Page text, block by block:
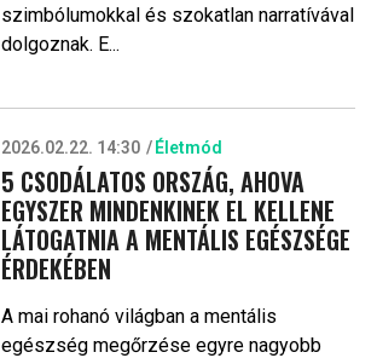
szimbólumokkal és szokatlan narratívával
dolgoznak. E...
2026.02.22. 14:30 Életmód
5 CSODÁLATOS ORSZÁG, AHOVA
EGYSZER MINDENKINEK EL KELLENE
LÁTOGATNIA A MENTÁLIS EGÉSZSÉGE
ÉRDEKÉBEN
A mai rohanó világban a mentális
egészség megőrzése egyre nagyobb